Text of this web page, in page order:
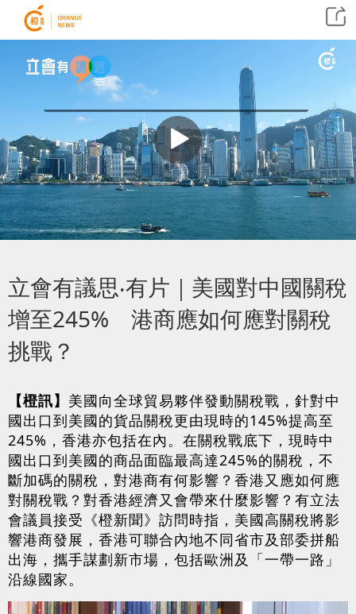
立會有議思‧有片｜美國對中國關稅
增至245% 港商應如何應對關稅
挑戰？
【橙訊】 美國向全球貿易夥伴發動關稅戰，針對中
國出口到美國的貨品關稅更由現時的145%提高至
245%，香港亦包括在內。在關稅戰底下，現時中
國出口到美國的商品面臨最高達245%的關稅，不
斷加碼的關稅，對港商有何影響？香港又應如何應
對關稅戰？對香港經濟又會帶來什麼影響？有立法
會議員接受《橙新聞》訪問時指，美國高關稅將影
響港商發展，香港可聯合內地不同省市及部委拼船
出海，攜手謀劃新市場，包括歐洲及「一帶一路」
沿線國家。